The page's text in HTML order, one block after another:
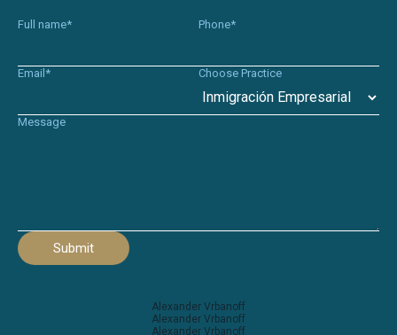
Full name* Phone*
Email* Choose Practice
Message
Submit
Alexander Vrbanoff
Alexander Vrbanoff
Alexander Vrbanoff